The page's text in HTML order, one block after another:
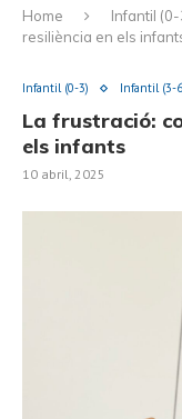
Home Infantil (0-
resiliència en els
Infantil (0-3) Infantil (3-
La frustració:
els infants
10 abril, 2025